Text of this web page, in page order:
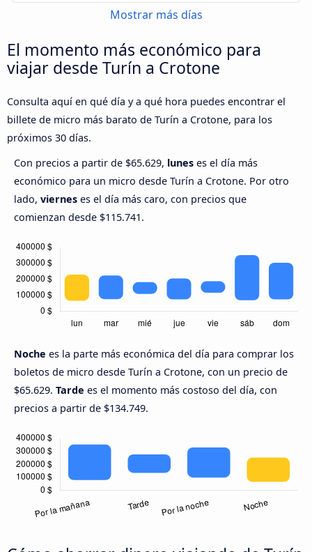
Mostrar más días
El momento más económico para
viajar desde Turín a Crotone
Consulta aquí en qué día y a qué hora puedes encontrar el
billete de micro más barato de Turín a Crotone, para los
próximos 30 días.
Con precios a partir de $65.629, lunes es el día más
económico para un micro desde Turín a Crotone. Por otro
lado, viernes es el día más caro, con precios que
comienzan desde $115.741.
Noche es la parte más económica del día para comprar los
boletos de micro desde Turín a Crotone, con un precio de
$65.629. Tarde es el momento más costoso del día, con
precios a partir de $134.749.